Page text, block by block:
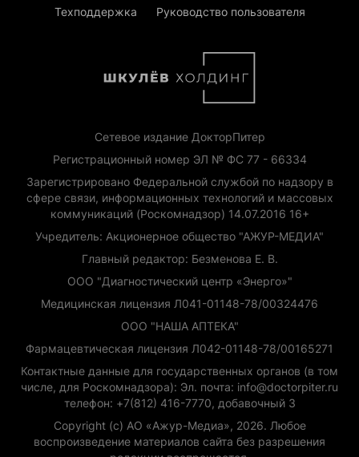
Техподдержка
Руководство пользователя
Сетевое издание ДокторПитер
Регистрационный номер ЭЛ № ФС 77 - 66334
Зарегистрировано Федеральной службой по надзору в
сфере связи, информационных технологий и массовых
коммуникаций (Роскомнадзор) 14.07.2016 16+
Учредитель: Акционерное общество "АЖУР-МЕДИА"
Главный редактор: Безменова Е. В.
ООО "Диагностический центр «Энерго»"
Медицинская лицензия Л041-01148-78/00324476
ООО "НАША АПТЕКА"
Фармацевтическая лицензия Л042-01148-78/00165271
Контактные данные для государственных органов (в том
числе, для Роскомнадзора): Эл. почта: info@doctorpiter.ru
телефон: +7(812) 416-7770, добавочный 3
Copyright (с) АО «Ажур-Медиа», 2026. Любое
воспроизведение материалов сайта без разрешения